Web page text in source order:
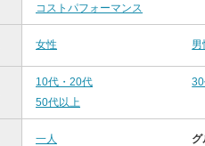
コストパフォーマンス
女性 男
10代・20代
50代以上
一人 グ